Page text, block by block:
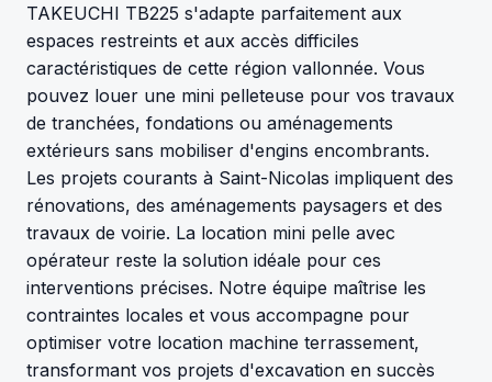
TAKEUCHI TB225 s'adapte parfaitement aux
espaces restreints et aux accès difficiles
caractéristiques de cette région vallonnée. Vous
pouvez louer une mini pelleteuse pour vos travaux
de tranchées, fondations ou aménagements
extérieurs sans mobiliser d'engins encombrants.
Les projets courants à Saint-Nicolas impliquent des
rénovations, des aménagements paysagers et des
travaux de voirie. La location mini pelle avec
opérateur reste la solution idéale pour ces
interventions précises. Notre équipe maîtrise les
contraintes locales et vous accompagne pour
optimiser votre location machine terrassement,
transformant vos projets d'excavation en succès